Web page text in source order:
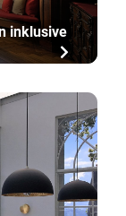
inklusive